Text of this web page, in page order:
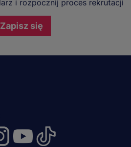
i rozpocznij proces rekrutacji
Zapisz się